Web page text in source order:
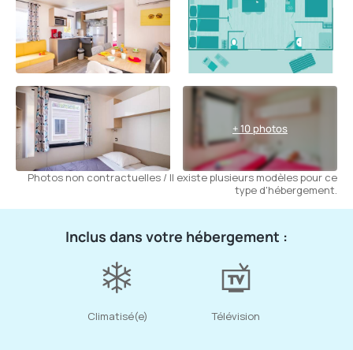
+ 10 photos
Photos non contractuelles / Il existe plusieurs modèles pour ce
type d'hébergement.
Inclus dans votre hébergement :
Climatisé(e) Télévision